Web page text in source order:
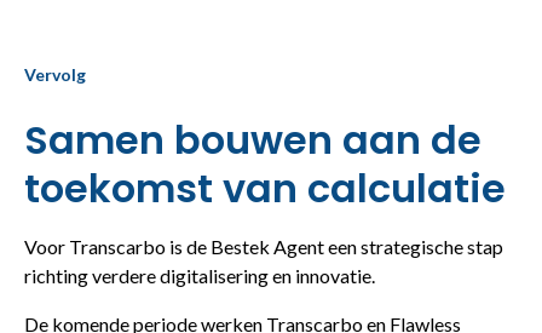
Vervolg
Samen bouwen aan de
toekomst van calculatie
Voor Transcarbo is de Bestek Agent een strategische stap
richting verdere digitalisering en innovatie.
De komende periode werken Transcarbo en Flawless